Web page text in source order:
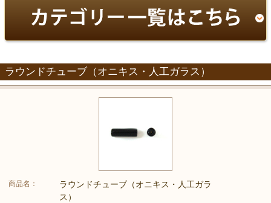
ラウンドチューブ（オニキス・人工ガラス）
商品名：
ラウンドチューブ（オニキス・人工ガラ
ス）